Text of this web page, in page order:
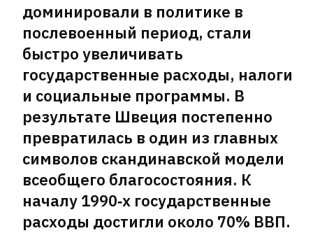
доминировали в политике в
послевоенный период, стали
быстро увеличивать
государственные расходы, налоги
и социальные программы. В
результате Швеция постепенно
превратилась в один из главных
символов скандинавской модели
всеобщего благосостояния. К
началу 1990‑х государственные
расходы достигли около 70% ВВП.
На годовщину великого
народного подъема 2020‑го в
Вильнюсе пройдут марш с
барабанщиками, забег и концерт